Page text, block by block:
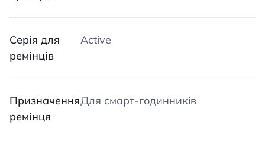
Серія для
ремінців
Active
Призначення
ремінця
Для смарт-годинників